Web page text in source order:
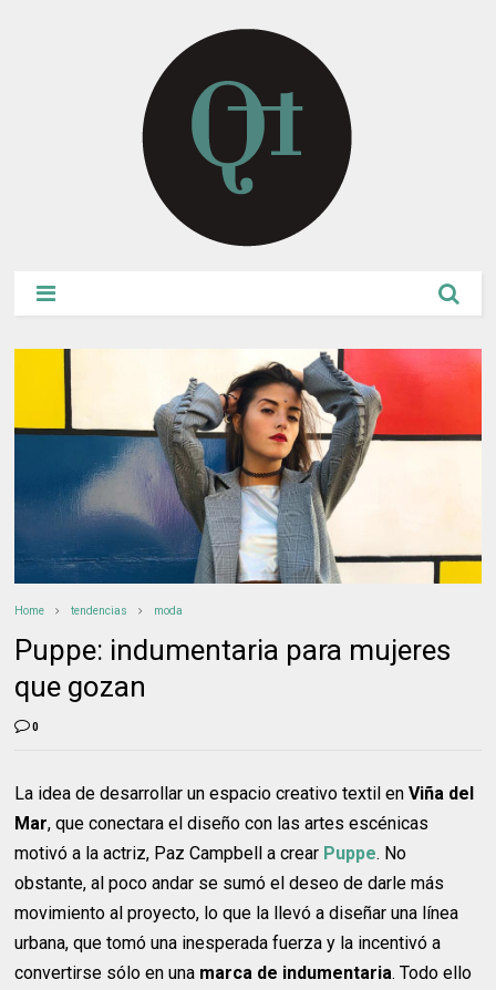
Home tendencias moda
Puppe: indumentaria para mujeres
que gozan
0
La idea de desarrollar un espacio creativo textil enViña del
Mar, que conectara el diseño con las artes escénicas
motivó a la actriz, Paz Campbell a crear Puppe. No
obstante, al poco andar se sumó el deseo de darle más
movimiento al proyecto, lo que la llevó a diseñar una línea
urbana, que tomó una inesperada fuerza y la incentivó a
convertirse sólo en una marca de indumentaria. Todo ello